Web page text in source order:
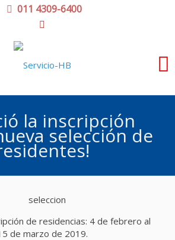
011 4309-6400
la inscripción
selección de
de residencias: 4 de febrero al
de marzo de 2019.